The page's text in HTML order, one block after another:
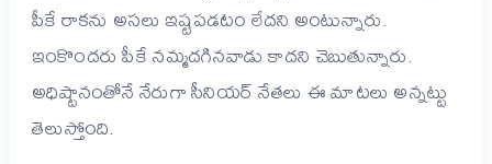
పీకే రాకను అసలు ఇష్టపడటం లేదని అంటున్నారు.
ఇంకొందరు పీకే నమ్మదగినవాడు కాదని చెబుతున్నారు.
అధిష్టానంతోనే నేరుగా సీనియర్ నేతలు ఈ మాటలు అన్నట్టు
తెలుస్తోంది.